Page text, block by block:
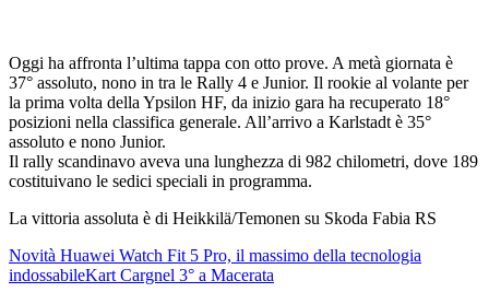
Oggi ha affronta l’ultima tappa con otto prove. A metà giornata è
37° assoluto, nono in tra le Rally 4 e Junior. Il rookie al volante per
la prima volta della Ypsilon HF, da inizio gara ha recuperato 18°
posizioni nella classifica generale. All’arrivo a Karlstadt è 35°
assoluto e nono Junior.
Il rally scandinavo aveva una lunghezza di 982 chilometri, dove 189
costituivano le sedici speciali in programma.
La vittoria assoluta è di Heikkilä/Temonen su Skoda Fabia RS
Novità Huawei Watch Fit 5 Pro, il massimo della tecnologia
indossabileKart Cargnel 3° a Macerata